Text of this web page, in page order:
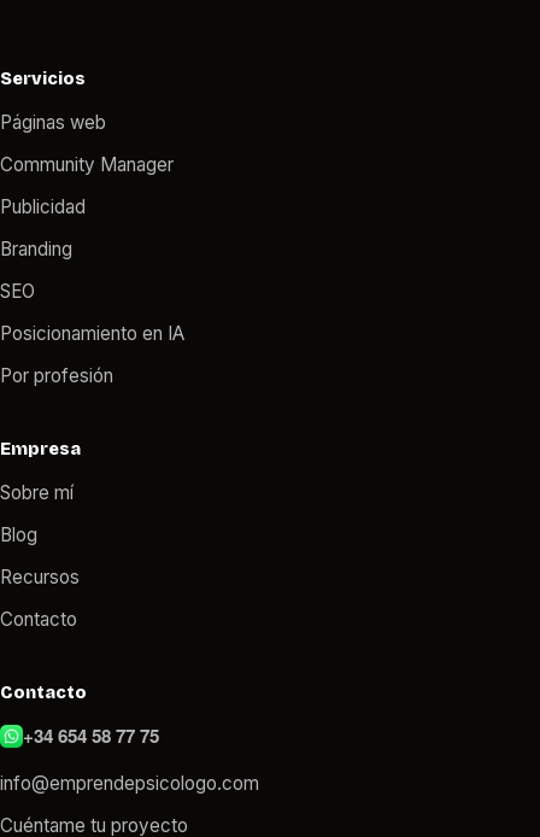
Servicios
Páginas web
Community Manager
Publicidad
Branding
SEO
Posicionamiento en IA
Por profesión
Empresa
Sobre mí
Blog
Recursos
Contacto
Contacto
+34 654 58 77 75
info@emprendepsicologo.com
Cuéntame tu proyecto